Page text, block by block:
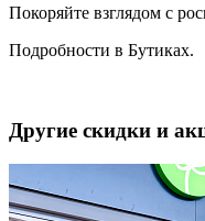
Покоряйте взглядом с
Подробности в Бутиках.
Другие скидки и